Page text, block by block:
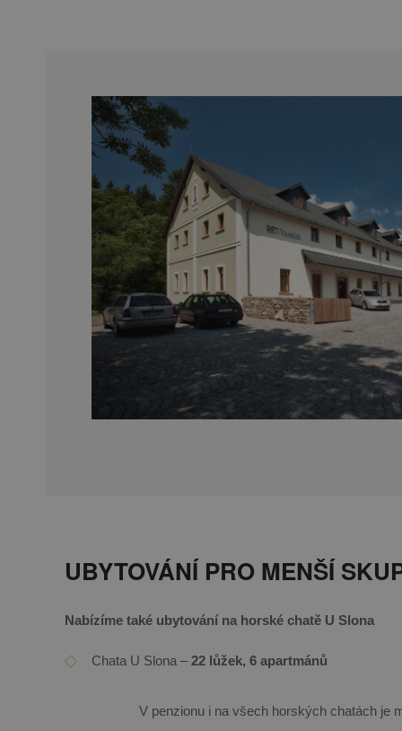
UBYTOVÁNÍ PRO MENŠÍ
Nabízíme také ubytování na horské chatě U Slona
Chata U Slona –22 lůžek, 6 apartmánů
V penzionu i na všech horských chatách je